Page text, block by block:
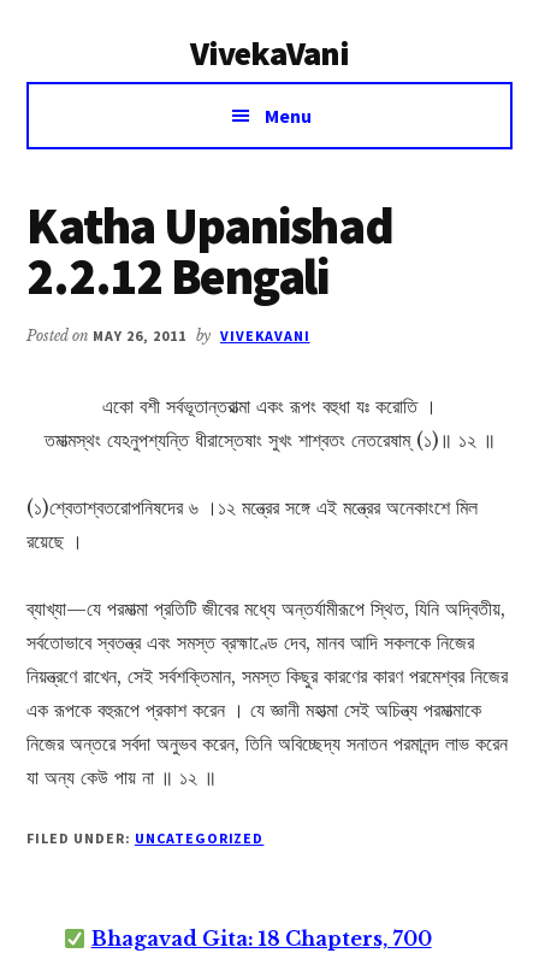
VivekaVani
Voice
Vivekananda
Menu
Katha Upanishad
2.2.12 Bengali
Posted on MAY 26, 2011 by VIVEKAVANI
একো বশী সর্বভূতান্তরাত্মা একং রূপং বহুধা যঃ করোতি ।
তমাত্মস্থং যেঽনুপশ্যন্তি ধীরাস্তেষাং সুখং শাশ্বতং নেতরেষাম্ (১)॥ ১২ ॥
(১)শ্বেতাশ্বতরোপনিষদের ৬ ।১২ মন্ত্রের সঙ্গে এই মন্ত্রের অনেকাংশে মিল
রয়েছে ।
ব্যাখ্যা—যে পরমাত্মা প্রতিটি জীবের মধ্যে অন্তর্যামীরূপে স্থিত, যিনি অদ্বিতীয়,
সর্বতোভাবে স্বতন্ত্র এবং সমস্ত ব্রহ্মাণ্ডে দেব, মানব আদি সকলকে নিজের
নিয়ন্ত্রণে রাখেন, সেই সর্বশক্তিমান, সমস্ত কিছুর কারণের কারণ পরমেশ্বর নিজের
এক রূপকে বহুরূপে প্রকাশ করেন । যে জ্ঞানী মহাত্মা সেই অচিন্ত্য পরমাত্মাকে
নিজের অন্তরে সর্বদা অনুভব করেন, তিনি অবিচ্ছেদ্য সনাতন পরমানন্দ লাভ করেন
যা অন্য কেউ পায় না ॥ ১২ ॥
FILED UNDER: UNCATEGORIZED
Bhagavad Gita: 18 Chapters, 700